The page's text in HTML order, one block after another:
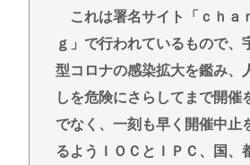
は…」[8/6]
【東京】睡眠時無呼吸症候群診
の無職男（34）、独断で治療中
用も
ディズニーのおいなり巻（600
両論www
これは署名サイト「ｃｈａ
ｇ」で行われているもので、
型コロナの感染拡大を鑑み、
しを危険にさらしてまで開催
でなく、一刻も早く開催中止
るようＩＯＣとＩＰＣ、国、